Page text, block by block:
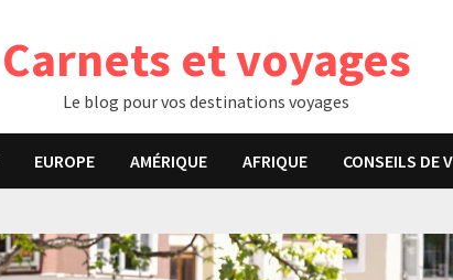
Carnets et voyages
Le blog pour vos destinations voyages
EUROPE AMÉRIQUE AFRIQUE CONSEILS DE